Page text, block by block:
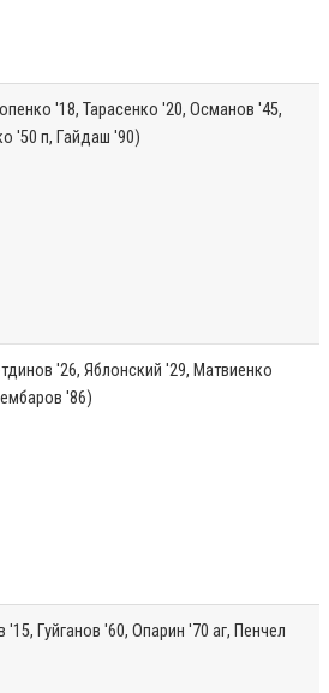
'18, Тарасенко '20, Османов '45,
'50 п, Гайдаш '90)
'26, Яблонский '29, Матвиенко
'86)
'15, Гуйганов '60, Опарин '70 аг, Пенчел